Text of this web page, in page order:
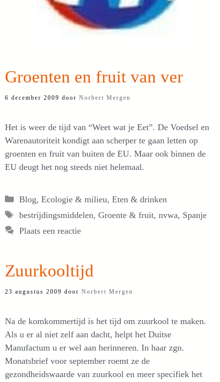
Groenten en fruit van ver
6 december 2009 door Norbert Mergen
Het is weer de tijd van “Weet wat je Eet”. De Voedsel en
Warenautoriteit kondigt aan scherper te gaan letten op
groenten en fruit van buiten de EU. Maar ook binnen de
EU deugt het nog steeds niet helemaal.
Categorieën
Blog, Ecologie & milieu, Eten & drinken
Tags
bestrijdingsmiddelen, Groente & fruit, nvwa, Spanje
Plaats een reactie
Zuurkooltijd
23 augustus 2009 door Norbert Mergen
Na de komkommertijd is het tijd om zuurkool te maken.
Als u er al niet zelf aan dacht, helpt het Duitse
Manufactum u er wel aan herinneren. In haar zgn.
Monatsbrief voor september roemt ze de
gezondheidswaarde van zuurkool en meer specifiek het